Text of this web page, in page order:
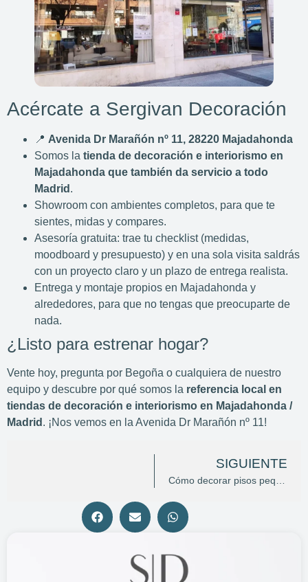
Acércate a Sergivan Decoración
📍 Avenida Dr Marañón nº 11, 28220 Majadahonda
Somos la tienda de decoración e interiorismo en
Majadahonda que también da servicio a todo
Madrid .
Showroom con ambientes completos, para que te
sientes, midas y compares.
Asesoría gratuita: trae tu checklist (medidas,
moodboard y presupuesto) y en una sola visita saldrás
con un proyecto claro y un plazo de entrega realista.
Entrega y montaje propios en Majadahonda y
alrededores, para que no tengas que preocuparte de
nada.
¿Listo para estrenar hogar?
Vente hoy, pregunta por Begoña o cualquiera de nuestro
equipo y descubre por qué somos la referencia local en
tiendas de decoración e interiorismo en Majadahonda /
Madrid . ¡Nos vemos en la Avenida Dr Marañón nº 11!
SIGUIENTE
Cómo decorar pisos pequeños en Madrid: 15 trucos para maximizar el espacio